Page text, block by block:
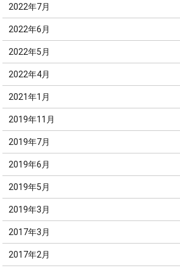
2022年7月
2022年6月
2022年5月
2022年4月
2021年1月
2019年11月
2019年7月
2019年6月
2019年5月
2019年3月
2017年3月
2017年2月